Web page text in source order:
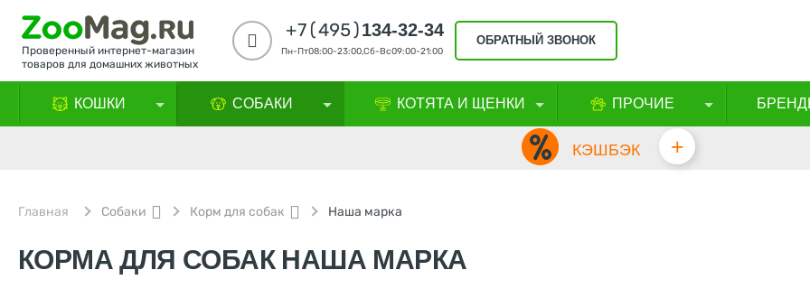
Проверенный интернет-магазин
товаров для домашних животных
+7(495)134-32-34
Пн-Пт08:00-23:00,Сб-Вс09:00-21:00
ОБРАТНЫЙ ЗВОНОК
КОШКИ СОБАКИ КОТЯТА И ЩЕНКИ ПРОЧИЕ
КЭШБЭК +
Главная Собаки Корм для собак Наша марка
КОРМА ДЛЯ СОБАК НАША МАРКА